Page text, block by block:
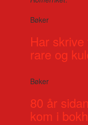
Bøker
Har
rare og
Bøker
80 år
kom i